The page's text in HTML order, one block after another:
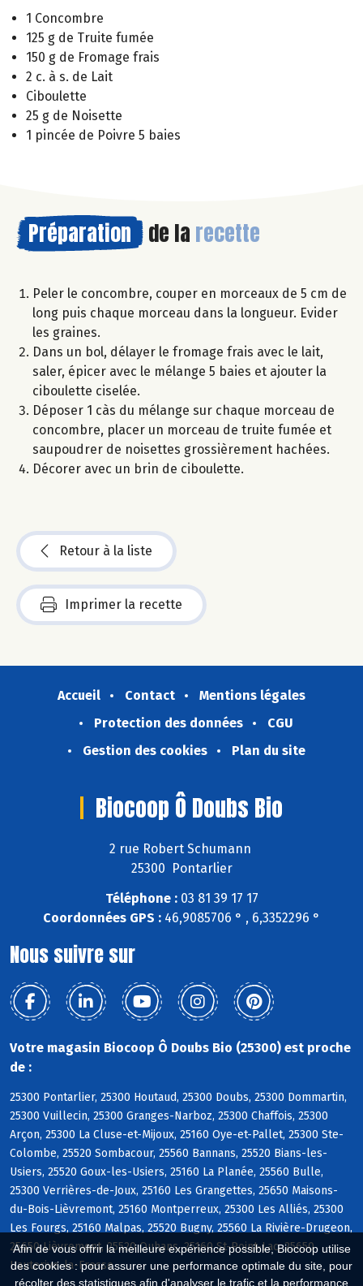
Afin de vous offrir la meilleure expérience possible, Biocoop utilise
des cookies : pour assurer une performance optimale du site, pour
récolter des statistiques afin d'analyser le trafic et la performance
1 Concombre
125 g de Truite fumée
150 g de Fromage frais
2 c. à s. de Lait
Ciboulette
25 g de Noisette
1 pincée de Poivre 5 baies
Préparation de la recette
Peler le concombre, couper en morceaux de 5 cm de
long puis chaque morceau dans la longueur. Evider
les graines.
Dans un bol, délayer le fromage frais avec le lait,
saler, épicer avec le mélange 5 baies et ajouter la
ciboulette ciselée.
Déposer 1 càs du mélange sur chaque morceau de
concombre, placer un morceau de truite fumée et
saupoudrer de noisettes grossièrement hachées.
Décorer avec un brin de ciboulette.
Retour à la liste
Imprimer la recette
Accueil Contact
Mentions légales
Protection des données
CGU
Gestion des cookies
Plan du site
Biocoop Ô Doubs Bio
2 rue Robert Schumann
25300 Pontarlier
Téléphone :03 81 39 17 17
Coordonnées GPS : 46,9085706 ° , 6,3352296 °
Nous suivre sur
Votre magasin Biocoop Ô Doubs Bio (25300) est proche
de :
25300 Pontarlier, 25300 Houtaud, 25300 Doubs, 25300 Dommartin,
25300 Vuillecin, 25300 Granges-Narboz, 25300 Chaffois, 25300
Arçon, 25300 La Cluse-et-Mijoux, 25160 Oye-et-Pallet, 25300 Ste-
Colombe, 25520 Sombacour, 25560 Bannans, 25520 Bians-les-
Usiers, 25520 Goux-les-Usiers, 25160 La Planée, 25560 Bulle,
25300 Verrières-de-Joux, 25160 Les Grangettes, 25650 Maisons-
du-Bois-Lièvremont, 25160 Montperreux, 25300 Les Alliés, 25300
Les Fourgs, 25160 Malpas, 25520 Bugny, 25560 La Rivière-Drugeon,
25650 Lièvremont, 25520 Ouhans, 25160 St-Point-Lac, 25650
Hauterive-la-Fresse